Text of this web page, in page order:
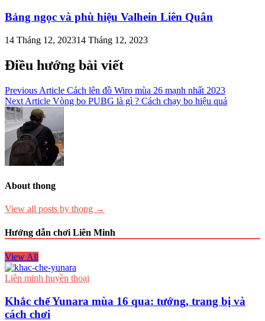
Bảng ngọc và phù hiệu Valhein Liên Quân
14 Tháng 12, 202314 Tháng 12, 2023
Điều hướng bài viết
Previous Article Cách lên đồ Wiro mùa 26 mạnh nhất 2023
Next Article Vòng bo PUBG là gì ? Cách chạy bo hiệu quả
About thong
View all posts by thong →
Hướng dẫn chơi Liên Minh
View All
Liên minh huyền thoại
Khắc chế Yunara mùa 16 qua: tướng, trang bị và
cách chơi